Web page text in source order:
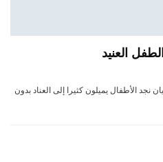
العنيد
نجد الأطفال يميلون كثيرا إلى العناد بدون